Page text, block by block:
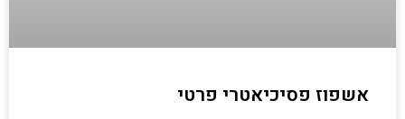
אשפוז פסיכיאטרי פרטי